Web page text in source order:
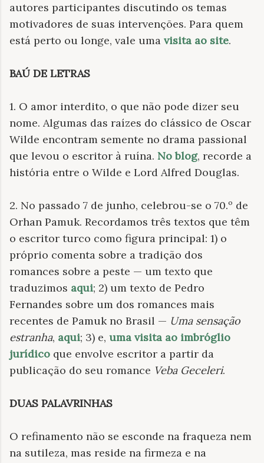
autores participantes discutindo os temas
motivadores de suas intervenções. Para quem
está perto ou longe, vale uma visita ao site.
BAÚ DE LETRAS
1. O amor interdito, o que não pode dizer seu
nome. Algumas das raízes do clássico de Oscar
Wilde encontram semente no drama passional
que levou o escritor à ruína. No blog, recorde a
história entre o Wilde e Lord Alfred Douglas.
2. No passado 7 de junho, celebrou-se o 70.º de
Orhan Pamuk. Recordamos três textos que têm
o escritor turco como figura principal: 1) o
próprio comenta sobre a tradição dos
romances sobre a peste — um texto que
traduzimos aqui; 2) um texto de Pedro
Fernandes sobre um dos romances mais
recentes de Pamuk no Brasil — Uma sensação
estranha, aqui; 3) e, uma visita ao imbróglio
jurídico que envolve escritor a partir da
publicação do seu romance Veba Geceleri.
DUAS PALAVRINHAS
O refinamento não se esconde na fraqueza nem
na sutileza, mas reside na firmeza e na